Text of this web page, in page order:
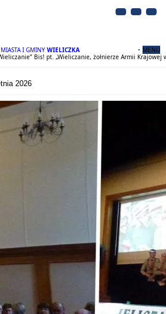
I GMINY WIELICZKA MENU
Bis! pt. „Wieliczanie, żołnierze Armii
2026